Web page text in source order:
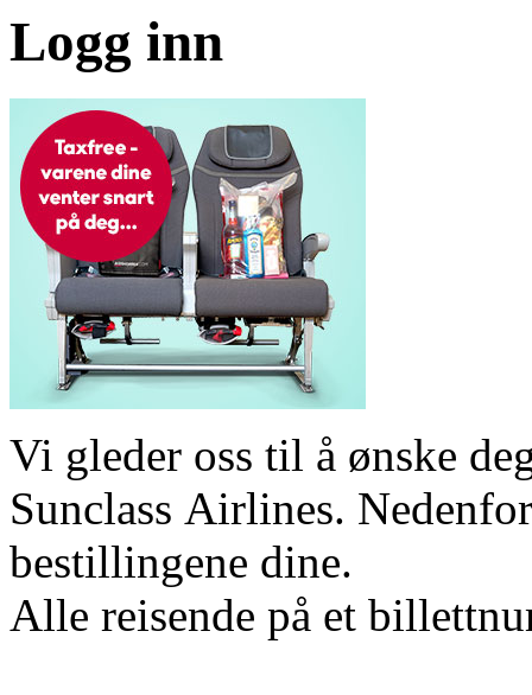
Logg inn
Vi gleder oss til å ønske
Sunclass Airlines.
bestillingene dine.
Alle reisende på et